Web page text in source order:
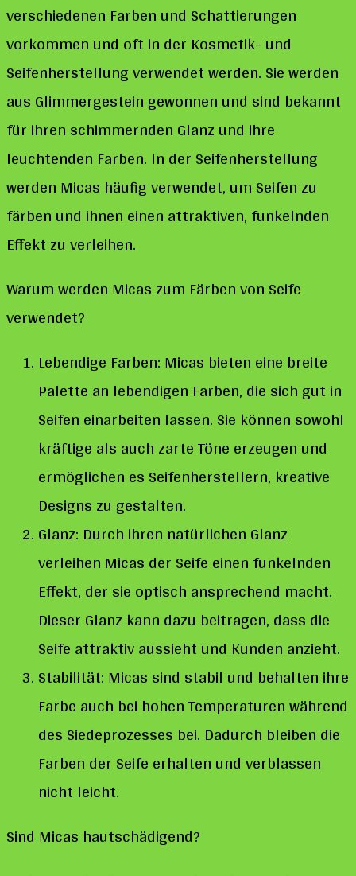
verschiedenen Farben und Schattierungen
vorkommen und oft in der Kosmetik- und
Seifenherstellung verwendet werden. Sie werden
aus Glimmergestein gewonnen und sind bekannt
für ihren schimmernden Glanz und ihre
leuchtenden Farben. In der Seifenherstellung
werden Micas häufig verwendet, um Seifen zu
färben und ihnen einen attraktiven, funkelnden
Effekt zu verleihen.
Warum werden Micas zum Färben von Seife
verwendet?
Lebendige Farben: Micas bieten eine breite
Palette an lebendigen Farben, die sich gut in
Seifen einarbeiten lassen. Sie können sowohl
kräftige als auch zarte Töne erzeugen und
ermöglichen es Seifenherstellern, kreative
Designs zu gestalten.
Glanz: Durch ihren natürlichen Glanz
verleihen Micas der Seife einen funkelnden
Effekt, der sie optisch ansprechend macht.
Dieser Glanz kann dazu beitragen, dass die
Seife attraktiv aussieht und Kunden anzieht.
Stabilität: Micas sind stabil und behalten ihre
Farbe auch bei hohen Temperaturen während
des Siedeprozesses bei. Dadurch bleiben die
Farben der Seife erhalten und verblassen
nicht leicht.
Sind Micas hautschädigend?